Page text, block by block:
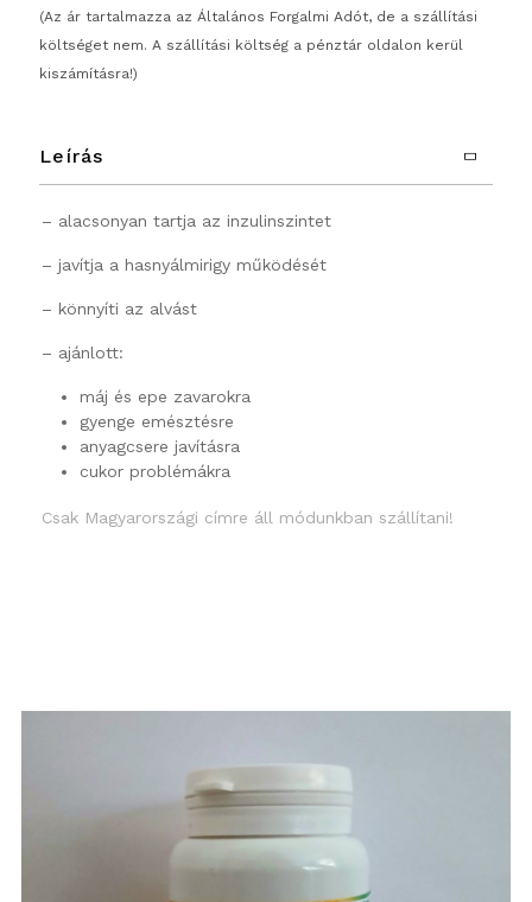
(Az ár tartalmazza az Általános Forgalmi Adót, de a szállítási
költséget nem. A szállítási költség a pénztár oldalon kerül
kiszámításra!)
Leírás
– alacsonyan tartja az inzulinszintet
– javítja a hasnyálmirigy működését
– könnyíti az alvást
– ajánlott:
máj és epe zavarokra
gyenge emésztésre
anyagcsere javításra
cukor problémákra
Csak Magyarországi címre áll módunkban szállítani!